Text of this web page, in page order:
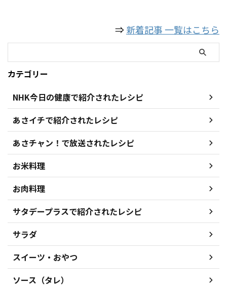
⇒新着記事 一覧はこちら
カテゴリー
NHK今日の健康で紹介されたレシピ
あさイチで紹介されたレシピ
あさチャン！で放送されたレシピ
お米料理
お肉料理
サタデープラスで紹介されたレシピ
サラダ
スイーツ・おやつ
ソース（タレ）